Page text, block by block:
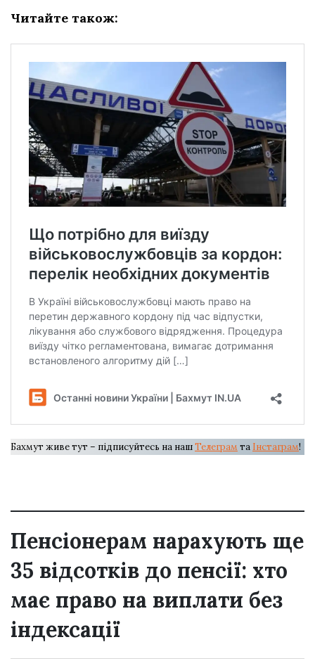
Читайте також:
Бахмут живе тут – підписуйтесь на нашТелеграм та Інстаграм!
Пенсіонерам нарахують ще
35 відсотків до пенсії: хто
має право на виплати без
індексації